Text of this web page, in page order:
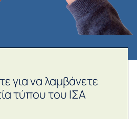
για να λαμβάνετε
τύπου του ΙΣΑ